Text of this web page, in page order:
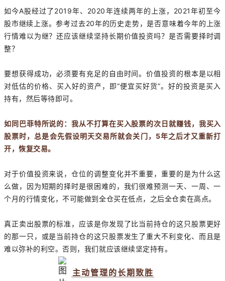
如今A股经过了2019年、2020年连续两年的上涨，2021年初至今
股市继续上涨。参考过去20年的历史走势，是否意味着今年的上涨
行情难以为继？还应该继续坚持长期价值投资吗？是否需要择时调
整？
要想获得成功，必须要有充足的自由时间。价值投资的根本是以相
对低估的价格、买入好的资产，即“便宜买好货”。好的投资是买入
持有，然后等待即可。
如同巴菲特所说的：我从不打算在买入股票的次日就赚钱，我买入
股票时，总是会先假设明天交易所就会关门，5年之后才又重新打
开，恢复交易。
对于价值投资来说，仓位的调整变化并不重要，重要的是为什么这
么做，因为短期的择时是很困难的，我们很难预测一天、一周、一
个月的行情变化，不可能做到全仓买在低点，之后全仓卖在高点。
真正卖出股票的标准，应该是你发现了比当前持仓的这只股票更好
的那一只，或是当前持仓的这只股票发生了重大不利变化、而且是
难以弥补的利空。否则，我们就应该继续坚定持有。
主动管理的长期致胜